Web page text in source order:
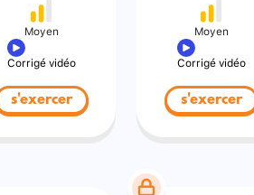
Moyen
Corrigé vidéo
s'exercer
Moyen
Corrigé vidéo
s'exercer